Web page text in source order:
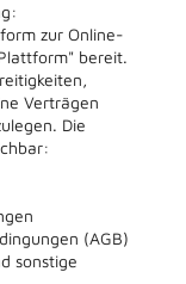
zur Online-
bereit.
Verträgen
Die
(AGB)
sonstige